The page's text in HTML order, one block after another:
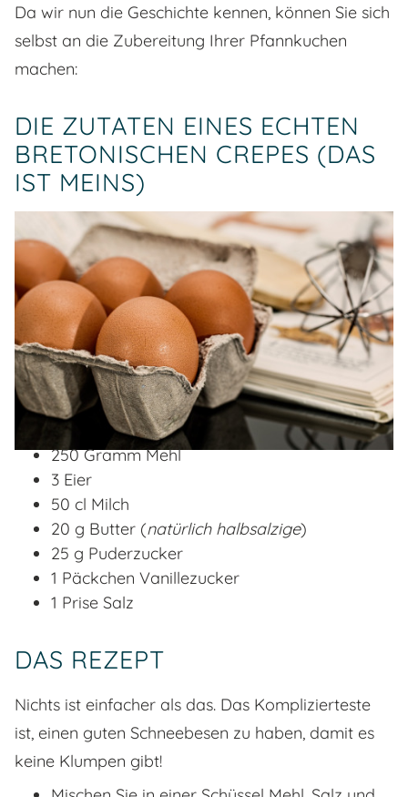
Da wir nun die Geschichte kennen, können Sie sich
selbst an die Zubereitung Ihrer Pfannkuchen
machen:
DIE ZUTATEN EINES ECHTEN
BRETONISCHEN CREPES (DAS
IST MEINS)
250 Gramm Mehl
3 Eier
50 cl Milch
20 g Butter (natürlich halbsalzige)
25 g Puderzucker
1 Päckchen Vanillezucker
1 Prise Salz
DAS REZEPT
Nichts ist einfacher als das. Das Komplizierteste
ist, einen guten Schneebesen zu haben, damit es
keine Klumpen gibt!